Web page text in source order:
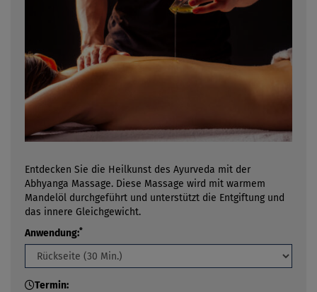
Entdecken Sie die Heilkunst des Ayurveda mit der
Abhyanga Massage. Diese Massage wird mit warmem
Mandelöl durchgeführt und unterstützt die Entgiftung und
das innere Gleichgewicht.
Anwendung:*
Termin: